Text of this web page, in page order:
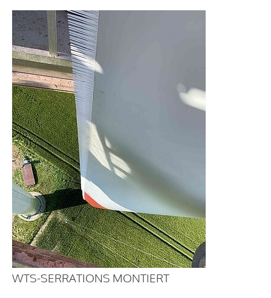
WTS-SERRATIONS MONTIERT